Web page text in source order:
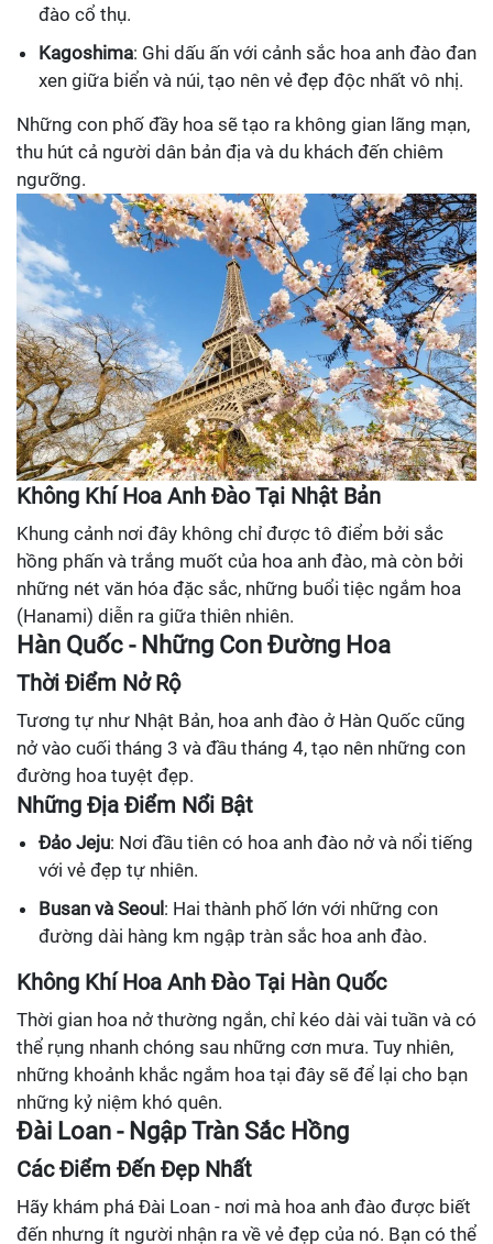
đào cổ thụ.
Kagoshima: Ghi dấu ấn với cảnh sắc hoa anh đào đan
xen giữa biển và núi, tạo nên vẻ đẹp độc nhất vô nhị.
Những con phố đầy hoa sẽ tạo ra không gian lãng mạn,
thu hút cả người dân bản địa và du khách đến chiêm
ngưỡng.
Không Khí Hoa Anh Đào Tại Nhật Bản
Khung cảnh nơi đây không chỉ được tô điểm bởi sắc
hồng phấn và trắng muốt của hoa anh đào, mà còn bởi
những nét văn hóa đặc sắc, những buổi tiệc ngắm hoa
(Hanami) diễn ra giữa thiên nhiên.
Hàn Quốc - Những Con Đường Hoa
Thời Điểm Nở Rộ
Tương tự như Nhật Bản, hoa anh đào ở Hàn Quốc cũng
nở vào cuối tháng 3 và đầu tháng 4, tạo nên những con
đường hoa tuyệt đẹp.
Những Địa Điểm Nổi Bật
Đảo Jeju: Nơi đầu tiên có hoa anh đào nở và nổi tiếng
với vẻ đẹp tự nhiên.
Busan và Seoul : Hai thành phố lớn với những con
đường dài hàng km ngập tràn sắc hoa anh đào.
Không Khí Hoa Anh Đào Tại Hàn Quốc
Thời gian hoa nở thường ngắn, chỉ kéo dài vài tuần và có
thể rụng nhanh chóng sau những cơn mưa. Tuy nhiên,
những khoảnh khắc ngắm hoa tại đây sẽ để lại cho bạn
những kỷ niệm khó quên.
Đài Loan - Ngập Tràn Sắc Hồng
Các Điểm Đến Đẹp Nhất
Hãy khám phá Đài Loan - nơi mà hoa anh đào được biết
đến nhưng ít người nhận ra về vẻ đẹp của nó. Bạn có thể